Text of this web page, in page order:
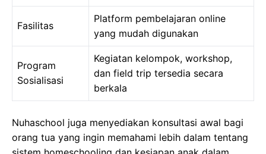
Fasilitas
Platform pembelajaran online
yang mudah digunakan
Program
Sosialisasi
Kegiatan kelompok, workshop,
dan field trip tersedia secara
berkala
Nuhaschool juga menyediakan konsultasi awal bagi
orang tua yang ingin memahami lebih dalam tentang